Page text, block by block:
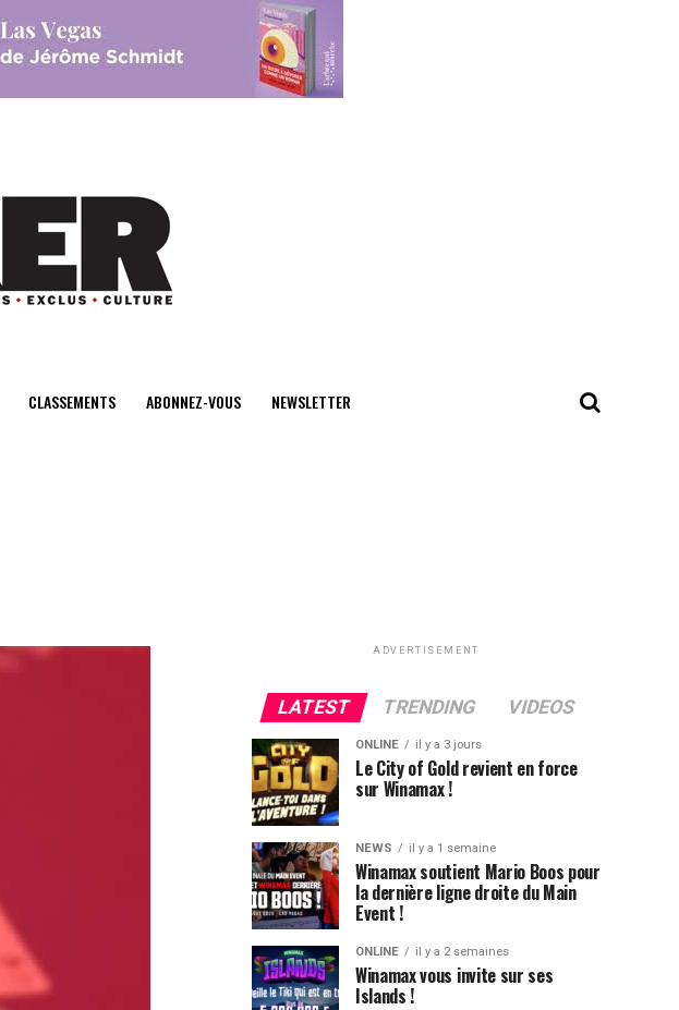
CLASSEMENTS ABONNEZ-VOUS NEWSLETTER
ADVERTISEMENT
LATEST TRENDING VIDEOS
ONLINE il y a 3 jours
Le City of Gold revient en force
sur Winamax !
NEWS il y a 1 semaine
Winamax soutient Mario Boos pour
la dernière ligne droite du Main
Event !
ONLINE il y a 2 semaines
Winamax vous invite sur ses
Islands !